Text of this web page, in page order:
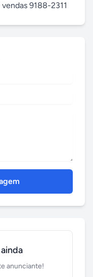
9188-2311
anunciante!